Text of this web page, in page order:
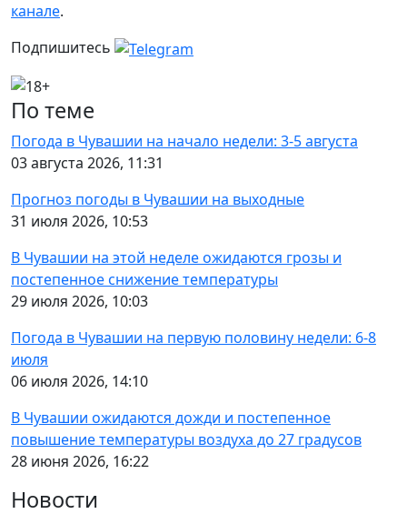
канале.
Подпишитесь
По теме
Погода в Чувашии на начало недели: 3-5 августа
03 августа 2026, 11:31
Прогноз погоды в Чувашии на выходные
31 июля 2026, 10:53
В Чувашии на этой неделе ожидаются грозы и
постепенное снижение температуры
29 июля 2026, 10:03
Погода в Чувашии на первую половину недели: 6-8
июля
06 июля 2026, 14:10
В Чувашии ожидаются дожди и постепенное
повышение температуры воздуха до 27 градусов
28 июня 2026, 16:22
Новости